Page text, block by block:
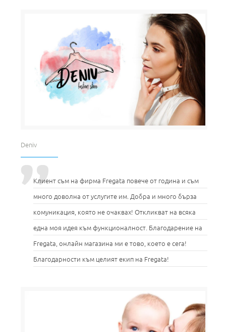
Deniv
Клиент съм на фирма Fregata повече от година и съм
много доволна от услугите им. Добра и много бърза
комуникация, която не очаквах! Откликват на всяка
една моя идея към функционалност. Благодарение на
Fregata, онлайн магазина ми е тово, което е сега!
Благодарности към целият екип на Fregata!